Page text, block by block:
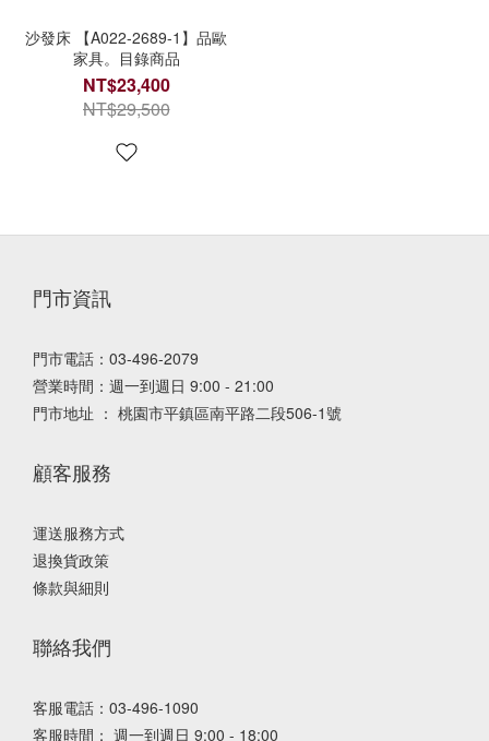
沙發床 【A022-2689-1】品歐
家具。目錄商品
NT$23,400
NT$29,500
門市資訊
門市電話：03-496-2079
營業時間：週一到週日 9:00 - 21:00
門市地址 ： 桃園市平鎮區南平路二段506-1號
顧客服務
運送服務方式
退換貨政策
條款與細則
聯絡我們
客服電話：03-496-1090
客服時間： 週一到週日 9:00 - 18:00